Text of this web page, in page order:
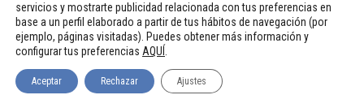
Sistema Interno de Información
© 2026 Fundación Mornese
servicios y mostrarte publicidad relacionada con tus preferencias en
base a un perfil elaborado a partir de tus hábitos de navegación (por
ejemplo, páginas visitadas). Puedes obtener más información y
configurar tus preferencias AQUÍ
Aceptar Rechazar Ajustes